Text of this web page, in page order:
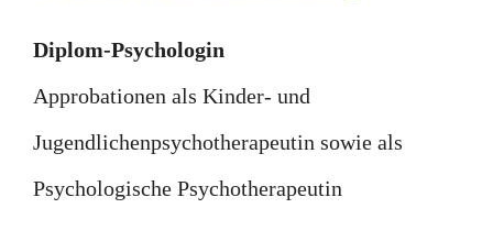
Diplom-Psychologin
Approbationen als Kinder- und
Jugendlichenpsychotherapeutin sowie als
Psychologische Psychotherapeutin